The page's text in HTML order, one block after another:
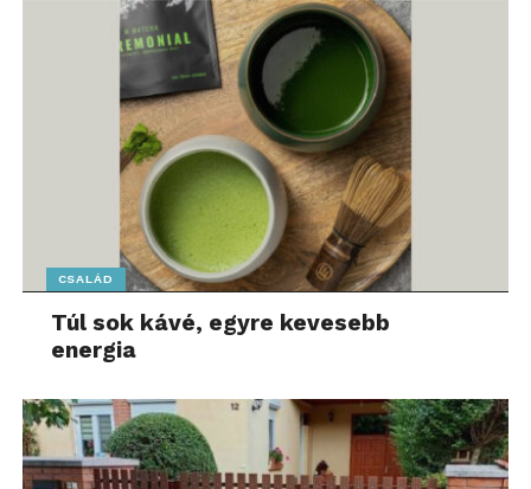
CSALÁD
Túl sok kávé, egyre kevesebb
energia